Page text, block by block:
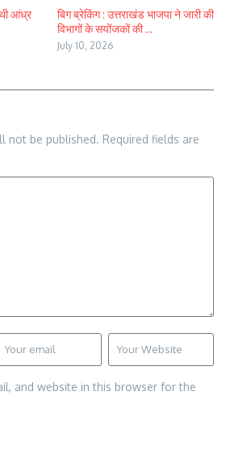
आंध्र
बिग ब्रेकिंग : उत्तराखंड भाजपा ने जारी की
विभागों के सयोंजकों की ...
July 10, 2026
not be published. Required fields are
and website in this browser for the